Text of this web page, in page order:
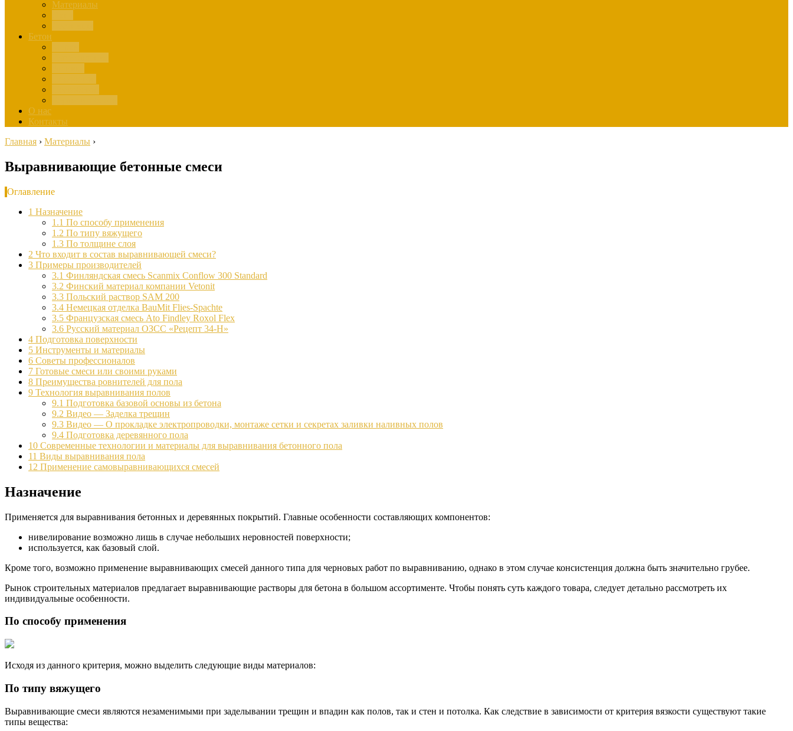
Материалы
Бетон
О нас
Контакты
Главная › Материалы ›
Выравнивающие бетонные смеси
Оглавление
1 Назначение
1.1 По способу применения
1.2 По типу вяжущего
1.3 По толщине слоя
2 Что входит в состав выравнивающей смеси?
3 Примеры производителей
3.1 Финляндская смесь Scanmix Conflow 300 Standard
3.2 Финский материал компании Vetonit
3.3 Польский раствор SAM 200
3.4 Немецкая отделка BauMit Flies-Spachte
3.5 Французская смесь Ato Findley Roxol Flex
3.6 Русский материал ОЗСС «Рецепт 34-Н»
4 Подготовка поверхности
5 Инструменты и материалы
6 Советы профессионалов
7 Готовые смеси или своими руками
8 Преимущества ровнителей для пола
9 Технология выравнивания полов
9.1 Подготовка базовой основы из бетона
9.2 Видео — Заделка трещин
9.3 Видео — О прокладке электропроводки, монтаже сетки и секретах заливки наливных полов
9.4 Подготовка деревянного пола
10 Современные технологии и материалы для выравнивания бетонного пола
11 Виды выравнивания пола
12 Применение самовыравнивающихся смесей
Назначение
Применяется для выравнивания бетонных и деревянных покрытий. Главные особенности составляющих компонентов:
нивелирование возможно лишь в случае небольших неровностей поверхности;
используется, как базовый слой.
Кроме того, возможно применение выравнивающих смесей данного типа для черновых работ по выравниванию, однако в этом случае консистенция должна быть значительно грубее.
Рынок строительных материалов предлагает выравнивающие растворы для бетона в большом ассортименте. Чтобы понять суть каждого товара, следует детально рассмотреть их
индивидуальные особенности.
По способу применения
Исходя из данного критерия, можно выделить следующие виды материалов:
По типу вяжущего
Выравнивающие смеси являются незаменимыми при заделывании трещин и впадин как полов, так и стен и потолка. Как следствие в зависимости от критерия вязкости существуют такие
типы вещества: